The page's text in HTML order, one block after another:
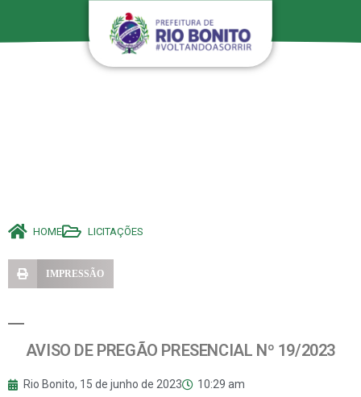
HOME LICITAÇÕES
IMPRESSÃO
AVISO DE PREGÃO PRESENCIAL Nº 19/2023
Rio Bonito, 15 de junho de 2023 10:29 am